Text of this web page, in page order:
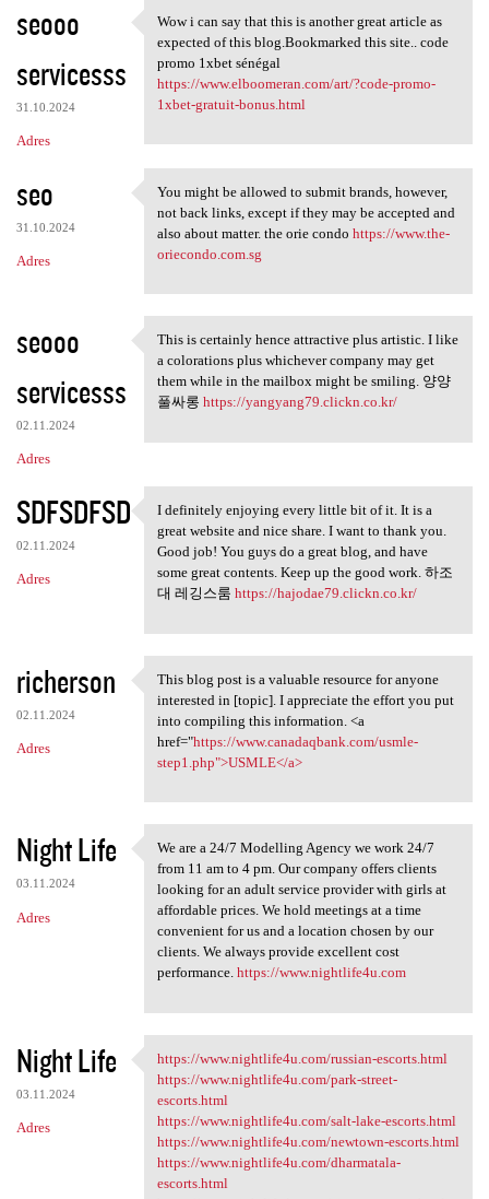
seooo
servicesss
31.10.2024
Adres
Wow i can say that this is
Wow i can say that this is another great article as
expected of this blog.Bookmarked this site.. code
promo 1xbet sénégal
https://www.elboomeran.com/art/?code-promo-
1xbet-gratuit-bonus.html
seo
31.10.2024
Adres
You might be allowed to
You might be allowed to submit brands, however,
not back links, except if they may be accepted and
also about matter. the orie condo https://www.the-
oriecondo.com.sg
seooo
servicesss
02.11.2024
Adres
This is certainly hence
This is certainly hence attractive plus artistic. I like
a colorations plus whichever company may get
them while in the mailbox might be smiling. 양양
풀싸롱 https://yangyang79.clickn.co.kr/
SDFSDFSD
02.11.2024
Adres
I definitely enjoying every
I definitely enjoying every little bit of it. It is a
great website and nice share. I want to thank you.
Good job! You guys do a great blog, and have
some great contents. Keep up the good work. 하조
대 레깅스룸 https://hajodae79.clickn.co.kr/
richerson
02.11.2024
Adres
This blog post is a valuable
This blog post is a valuable resource for anyone
interested in [topic]. I appreciate the effort you put
into compiling this information. <a
href="https://www.canadaqbank.com/usmle-
step1.php">USMLE</a>
Night Life
03.11.2024
Adres
We are a 24/7 Modelling
We are a 24/7 Modelling Agency we work 24/7
from 11 am to 4 pm. Our company offers clients
looking for an adult service provider with girls at
affordable prices. We hold meetings at a time
convenient for us and a location chosen by our
clients. We always provide excellent cost
performance. https://www.nightlife4u.com
Night Life
03.11.2024
Adres
https://www.nightlife4u.com
https://www.nightlife4u.com/russian-escorts.html
https://www.nightlife4u.com/park-street-
escorts.html
https://www.nightlife4u.com/salt-lake-escorts.html
https://www.nightlife4u.com/newtown-escorts.html
https://www.nightlife4u.com/dharmatala-
escorts.html